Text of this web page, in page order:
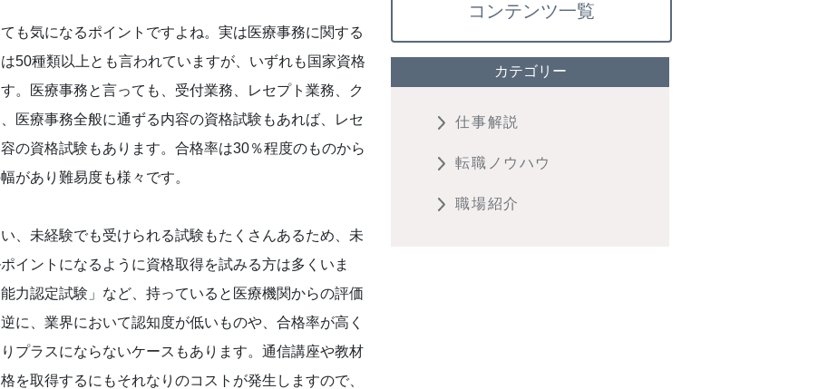
も気になるポイントですよね。実は医療事務に関する
50種類以上とも言われていますが、いずれも国家資格
。医療事務と言っても、受付業務、レセプト業務、ク
医療事務全般に通ずる内容の資格試験もあれば、レセ
の資格試験もあります。合格率は30％程度のものから
があり難易度も様々です。
、未経験でも受けられる試験もたくさんあるため、未
イントになるように資格取得を試みる方は多くいま
力認定試験」など、持っていると医療機関からの評価
に、業界において認知度が低いものや、合格率が高く
プラスにならないケースもあります。通信講座や教材
を取得するにもそれなりのコストが発生しますので、
コンテンツ一覧
カテゴリー
仕事解説
転職ノウハウ
職場紹介